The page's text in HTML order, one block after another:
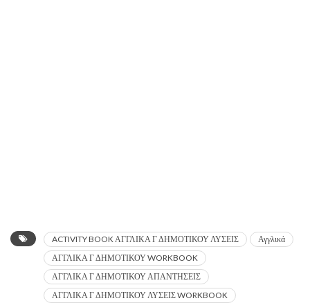
ACTIVITY BOOK ΑΓΓΛΙΚΑ Γ ΔΗΜΟΤΙΚΟΥ ΛΥΣΕΙΣ
Αγγλικά
ΑΓΓΛΙΚΑ Γ ΔΗΜΟΤΙΚΟΥ WORKBOOK
ΑΓΓΛΙΚΑ Γ ΔΗΜΟΤΙΚΟΥ ΑΠΑΝΤΗΣΕΙΣ
ΑΓΓΛΙΚΑ Γ ΔΗΜΟΤΙΚΟΥ ΛΥΣΕΙΣ WORKBOOK